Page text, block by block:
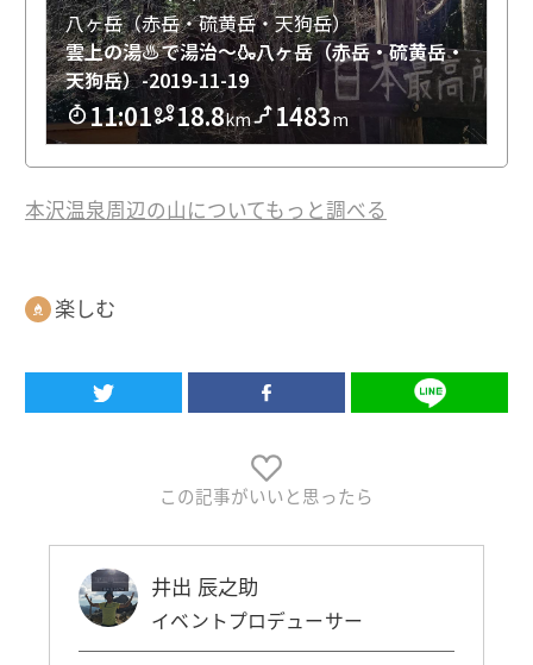
本沢温泉周辺の山についてもっと調べる
楽しむ
この記事がいいと思ったら
井出 辰之助
イベントプロデューサー